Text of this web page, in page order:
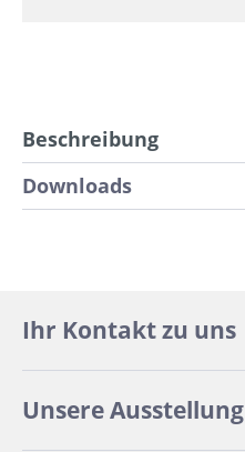
Beschreibung
Downloads
Ihr Kontakt zu uns
Unsere Ausstellung